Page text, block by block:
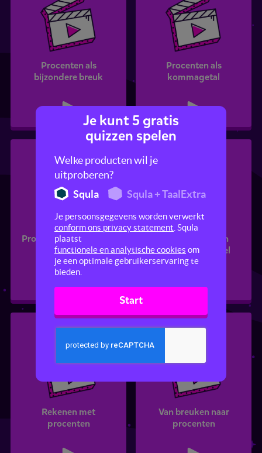
Procenten als
bijzondere breuk
Procenten als
kommagetal
Procenten als operator
Rekenen met een
verhoudingstabel
Rekenen met
procenten
Van breuken naar
procenten
Je kunt 5 gratis
quizzen spelen
Welke producten wil je
uitproberen?
Squla
Squla + TaalExtra
Je persoonsgegevens worden verwerkt
conform ons privacy statement . Squla
plaatst
functionele en analytische cookies om
je een optimale gebruikerservaring te
bieden.
Start